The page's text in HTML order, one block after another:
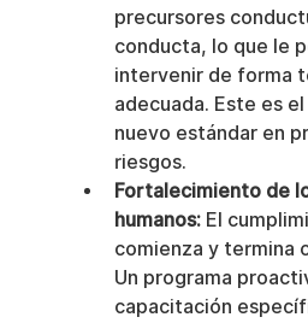
precursores
conducta, lo que le
intervenir de forma
adecuada. Este es el
nuevo estándar en
riesgos.
Fortalecimiento de
humanos: El
comienza y termina
Un programa
capacitación